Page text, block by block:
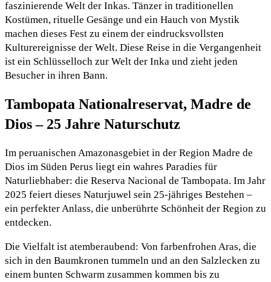
faszinierende Welt der Inkas. Tänzer in traditionellen
Kostümen, rituelle Gesänge und ein Hauch von Mystik
machen dieses Fest zu einem der eindrucksvollsten
Kulturereignisse der Welt. Diese Reise in die Vergangenheit
ist ein Schlüsselloch zur Welt der Inka und zieht jeden
Besucher in ihren Bann.
Tambopata Nationalreservat, Madre de
Dios – 25 Jahre Naturschutz
Im peruanischen Amazonasgebiet in der Region Madre de
Dios im Süden Perus liegt ein wahres Paradies für
Naturliebhaber: die Reserva Nacional de Tambopata. Im Jahr
2025 feiert dieses Naturjuwel sein 25-jähriges Bestehen –
ein perfekter Anlass, die unberührte Schönheit der Region zu
entdecken.
Die Vielfalt ist atemberaubend: Von farbenfrohen Aras, die
sich in den Baumkronen tummeln und an den Salzlecken zu
einem bunten Schwarm zusammen kommen bis zu